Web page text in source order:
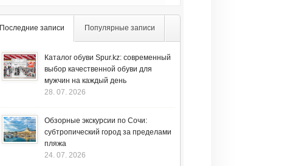
Последние записи Популярные записи
Каталог обуви Spur.kz: современный
выбор качественной обуви для
мужчин на каждый день
28. 07. 2026
Обзорные экскурсии по Сочи:
субтропический город за пределами
пляжа
24. 07. 2026